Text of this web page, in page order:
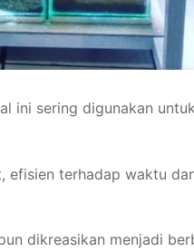
ini sering digunakan
efisien terhadap waktu
dikreasikan menjadi